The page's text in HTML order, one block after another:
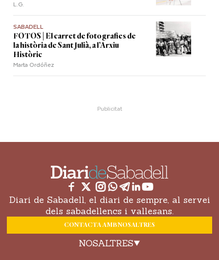
L.G.
SABADELL
FOTOS | El carret de fotografies de
la història de Sant Julià, a l’Arxiu
Històric
Marta Ordóñez
Diari de Sabadell, el diari de sempre, al servei
dels sabadellencs i vallesans.
CONTACTA AMB NOSALTRES
NOSALTRES